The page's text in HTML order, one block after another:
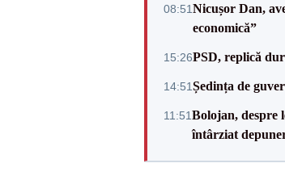
08:51Nicușor Dan,
economică”
15:26PSD, replică
14:51Ședința de
11:51Bolojan, despre
întârziat